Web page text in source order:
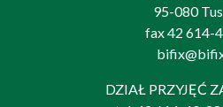
95-080
fax 42 614-
DZIAŁ PRZYJĘĆ